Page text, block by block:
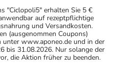
"Ciclopoli5" erhalten Sie 5 €
auf rezeptpflichtige
und Versandkosten.
(ausgenommen Coupons)
www.aponeo.de und in der
bis 31.08.2026. Nur solange der
die Aktion früher zu beenden.